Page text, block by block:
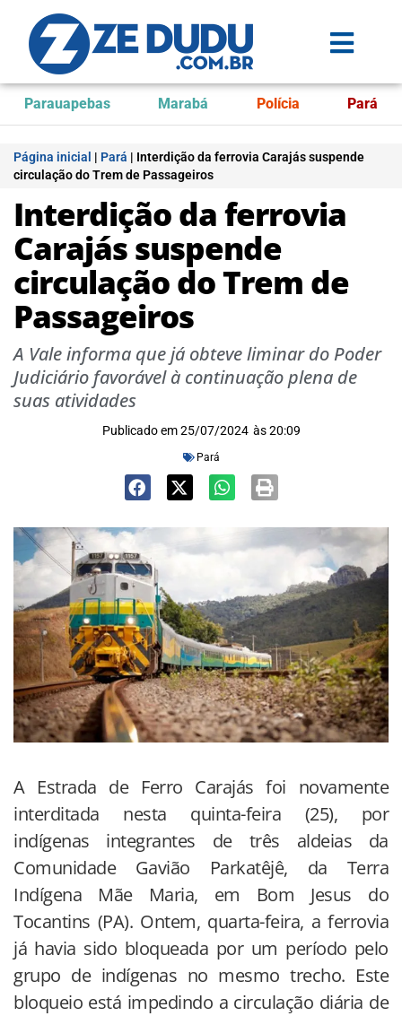
Parauapebas Marabá Polícia Pará
Página inicial | Pará | Interdição da ferrovia Carajás suspende
circulação do Trem de Passageiros
Interdição da ferrovia
Carajás suspende
circulação do Trem de
Passageiros
A Vale informa que já obteve liminar do Poder
Judiciário favorável à continuação plena de
suas atividades
Publicado em 25/07/2024 às 20:09
Pará
A Estrada de Ferro Carajás foi novamente
interditada nesta quinta-feira (25), por
indígenas integrantes de três aldeias da
Comunidade Gavião Parkatêjê, da Terra
Indígena Mãe Maria, em Bom Jesus do
Tocantins (PA). Ontem, quarta-feira, a ferrovia
já havia sido bloqueada por um período pelo
grupo de indígenas no mesmo trecho. Este
bloqueio está impedindo a circulação diária de